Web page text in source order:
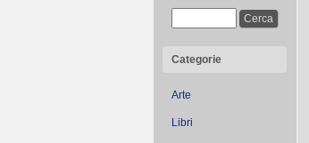
Categorie
Arte
Libri